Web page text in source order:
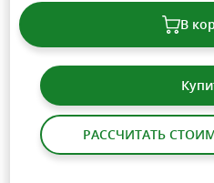
В
РАССЧИТАТЬ